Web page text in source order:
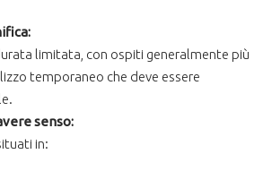
limitata, con ospiti generalmente più
temporaneo che deve essere
senso:
in: